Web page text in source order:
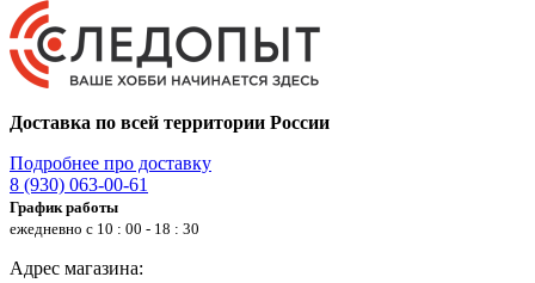
Доставка по всей территории России
Подробнее про доставку
8 (930) 063-00-61
График работы
ежедневно с 10 : 00 - 18 : 30
Адрес магазина: